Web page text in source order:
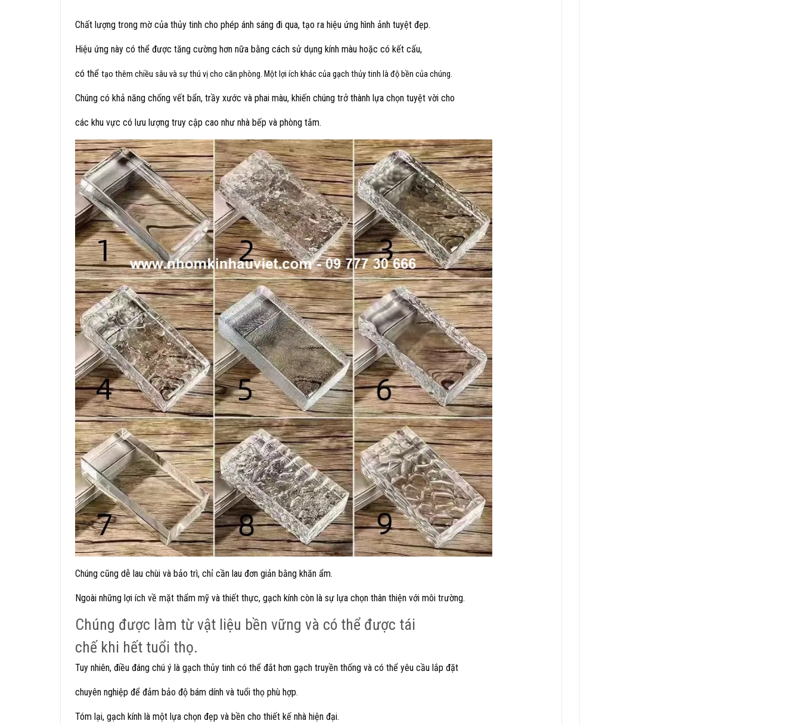
Chất lượng trong mờ của thủy tinh cho phép ánh sáng đi qua, tạo ra hiệu ứng hình ảnh tuyệt đẹp.
Hiệu ứng này có thể được tăng cường hơn nữa bằng cách sử dụng kính màu hoặc có kết cấu,
có thể tạo thêm chiều sâu và sự thú vị cho căn phòng. Một lợi ích khác của gạch thủy tinh là độ bền của chúng.
Chúng có khả năng chống vết bẩn, trầy xước và phai màu, khiến chúng trở thành lựa chọn tuyệt vời cho
các khu vực có lưu lượng truy cập cao như nhà bếp và phòng tắm.
Chúng cũng dễ lau chùi và bảo trì, chỉ cần lau đơn giản bằng khăn ẩm.
Ngoài những lợi ích về mặt thẩm mỹ và thiết thực, gạch kính còn là sự lựa chọn thân thiện với môi trường.
Chúng được làm từ vật liệu bền vững và có thể được tái
chế khi hết tuổi thọ.
Tuy nhiên, điều đáng chú ý là gạch thủy tinh có thể đắt hơn gạch truyền thống và có thể yêu cầu lắp đặt
chuyên nghiệp để đảm bảo độ bám dính và tuổi thọ phù hợp.
Tóm lại, gạch kính là một lựa chọn đẹp và bền cho thiết kế nhà hiện đại.